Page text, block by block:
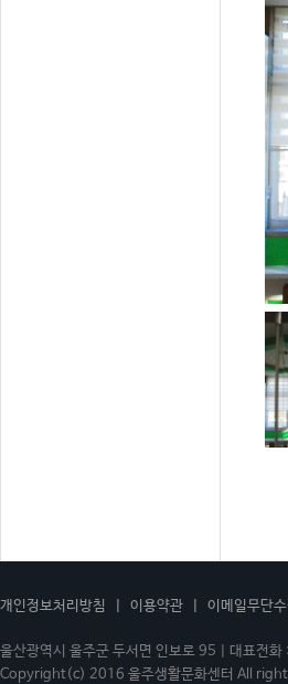
개인정보처리방침 이용약관 이메일무단
울산광역시 울주군 두서면 인보로 95 | 대
Copyright(c) 2016 울주생활문화센터 All